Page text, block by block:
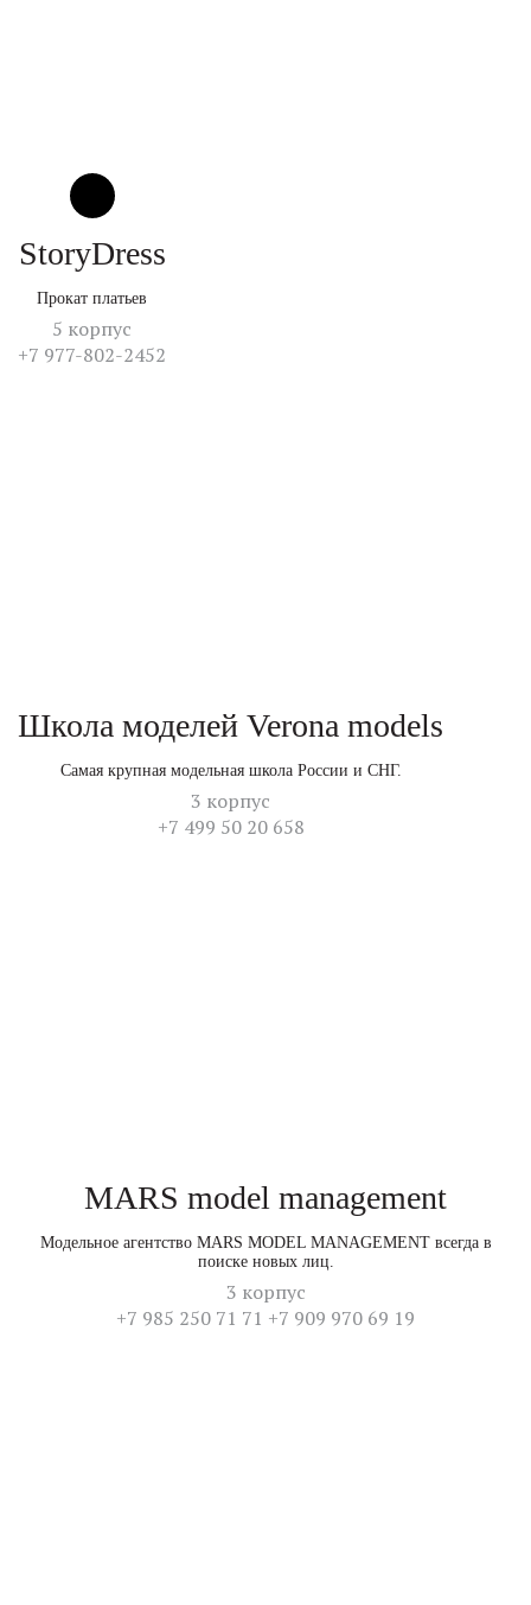
StoryDress
Прокат платьев
5 корпус
+7 977-802-2452
Школа моделей Verona models
Самая крупная модельная школа России и СНГ.
3 корпус
+7 499 50 20 658
MARS model management
Модельное агентство MARS MODEL MANAGEMENT всегда в
поиске новых лиц.
3 корпус
+7 985 250 71 71 +7 909 970 69 19